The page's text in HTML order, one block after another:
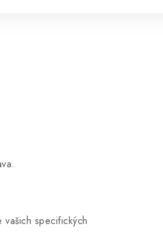
specifických